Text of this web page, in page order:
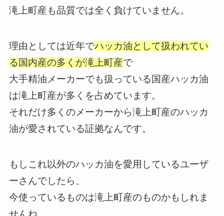
滝上町産も品質では全く負けていません。
理由としては近年でハッカ油として扱われてい
る国内産の多くが滝上町産で
大手精油メーカーでも扱っている国産ハッカ油
は滝上町産が多くを占めています。
それだけ多くのメーカーから滝上町産のハッカ
油が愛されている証拠なんです。
もしこれ以外のハッカ油を愛用しているユーザ
ーさんでしたら、
今使っているものは滝上町産のものかもしれま
せんね。